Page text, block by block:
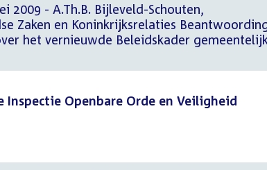
2009 - A.Th.B. Bijleveld-Schouten,
Zaken en Koninkrijksrelaties
het vernieuwde Beleidskader
Inspectie Openbare Orde en Veiligheid